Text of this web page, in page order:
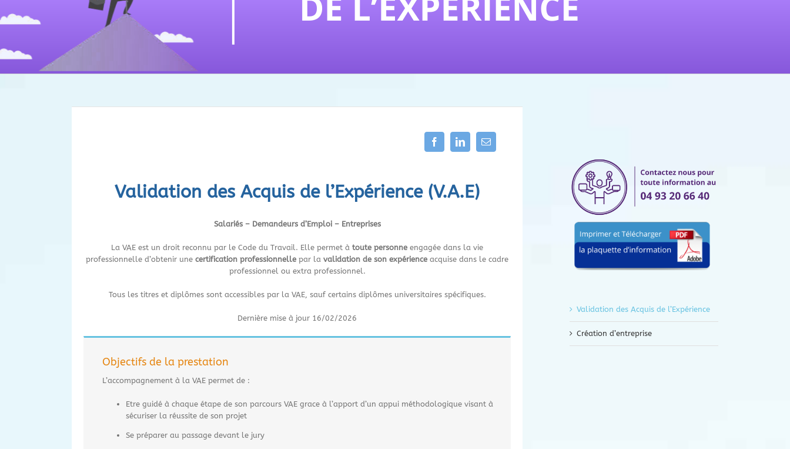
Validation des Acquis de l’Expérience (V.A.E)
Salariés – Demandeurs d’Emploi – Entreprises
La VAE est un droit reconnu par le Code du Travail. Elle permet à toute personne engagée dans la vie
professionnelle d’obtenir une certification professionnelle par la validation de son expérience acquise dans le cadre
professionnel ou extra professionnel.
Tous les titres et diplômes sont accessibles par la VAE, sauf certains diplômes universitaires spécifiques.
Dernière mise à jour 16/02/2026
Objectifs de la prestation
L’accompagnement à la VAE permet de :
Etre guidé à chaque étape de son parcours VAE grace à l’apport d’un appui méthodologique visant à
sécuriser la réussite de son projet
Se préparer au passage devant le jury
Validation des Acquis de l’Expérience
Création d’entreprise